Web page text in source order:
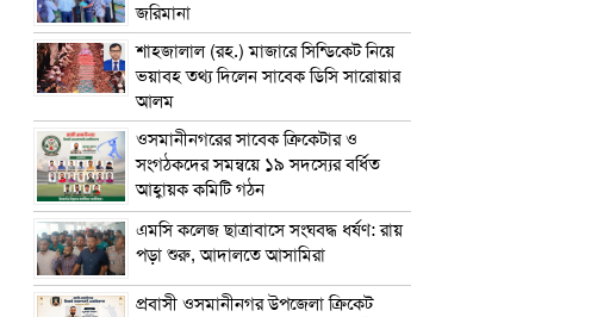
জরিমানা
শাহজালাল (রহ.) মাজারে সিন্ডিকেট নিয়ে
ভয়াবহ তথ্য দিলেন সাবেক ডিসি সারোয়ার
আলম
ওসমানীনগরের সাবেক ক্রিকেটার ও
সংগঠকদের সমন্বয়ে ১৯ সদস্যের বর্ধিত
আহ্বায়ক কমিটি গঠন
এম‌সি কলেজ ছাত্রাবাসে সংঘবদ্ধ ধর্ষণ: রায়
পড়া শুরু, আদালতে আসামিরা
প্রবাসী ওসমানীনগর উপজেলা ক্রিকেট